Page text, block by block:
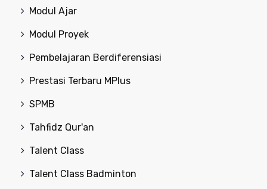
Modul Ajar
Modul Proyek
Pembelajaran Berdiferensiasi
Prestasi Terbaru MPlus
SPMB
Tahfidz Qur'an
Talent Class
Talent Class Badminton